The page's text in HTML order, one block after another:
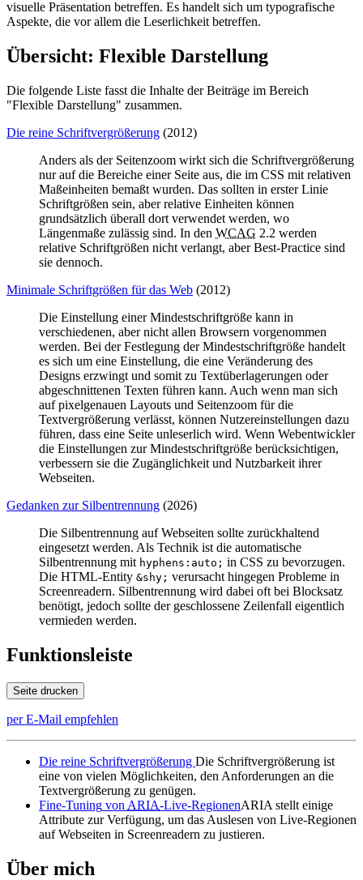
visuelle Präsentation betreffen. Es handelt sich um typografische
Aspekte, die vor allem die Leserlichkeit betreffen.
Übersicht: Flexible Darstellung
Die folgende Liste fasst die Inhalte der Beiträge im Bereich
"Flexible Darstellung" zusammen.
Die reine Schriftvergrößerung (2012)
Anders als der Seitenzoom wirkt sich die Schriftvergrößerung
nur auf die Bereiche einer Seite aus, die im CSS mit relativen
Maßeinheiten bemaßt wurden. Das sollten in erster Linie
Schriftgrößen sein, aber relative Einheiten können
grundsätzlich überall dort verwendet werden, wo
Längenmaße zulässig sind. In den WCAG 2.2 werden
relative Schriftgrößen nicht verlangt, aberBest-Practice sind
sie dennoch.
Minimale Schriftgrößen für das Web (2012)
Die Einstellung einer Mindestschriftgröße kann in
verschiedenen, aber nicht allen Browsern vorgenommen
werden. Bei der Festlegung der Mindestschriftgröße handelt
es sich um eine Einstellung, die eine Veränderung des
Designs erzwingt und somit zu Textüberlagerungen oder
abgeschnittenen Texten führen kann. Auch wenn man sich
auf pixelgenauen Layouts und Seitenzoom für die
Textvergrößerung verlässt, können Nutzereinstellungen dazu
führen, dass eine Seite unleserlich wird. Wenn Webentwickler
die Einstellungen zur Mindestschriftgröße berücksichtigen,
verbessern sie die Zugänglichkeit und Nutzbarkeit ihrer
Webseiten.
Gedanken zur Silbentrennung (2026)
Die Silbentrennung auf Webseiten sollte zurückhaltend
eingesetzt werden. Als Technik ist die automatische
Silbentrennung mit hyphens:auto; in CSS zu bevorzugen.
Die HTML-Entity &shy; verursacht hingegen Probleme in
Screenreadern. Silbentrennung wird dabei oft bei Blocksatz
benötigt, jedoch sollte der geschlossene Zeilenfall eigentlich
vermieden werden.
Funktionsleiste
Seite drucken
per E-Mail empfehlen
Die reine Schriftvergrößerung Die Schriftvergrößerung ist
eine von vielen Möglichkeiten, den Anforderungen an die
Textvergrößerung zu genügen.
Fine-Tuning von ARIA-Live-RegionenARIA stellt einige
Attribute zur Verfügung, um das Auslesen von Live-Regionen
auf Webseiten in Screenreadern zu justieren.
Über mich